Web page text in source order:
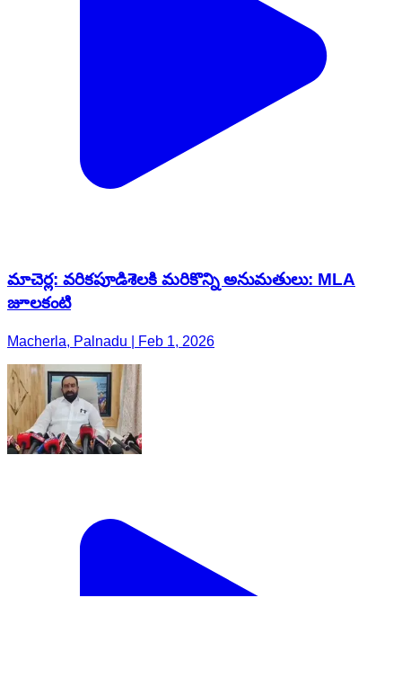
మాచెర్ల: వరికపూడిశెలకి మరికొన్ని అనుమతులు: MLA
జూలకంటి
Macherla, Palnadu | Feb 1, 2026